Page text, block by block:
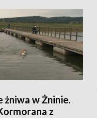
żniwa w Żninie.
z